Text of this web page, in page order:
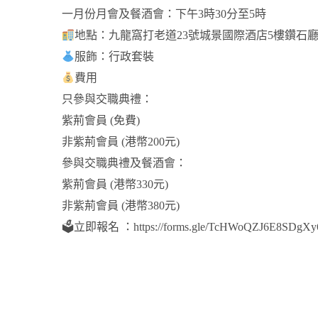
一月份月會及餐酒會：下午3時30分至5時
地點：九龍窩打老道23號城景國際酒店5樓鑽石
服飾：行政套裝
費用
只參與交職典禮：
紫荊會員 (免費)
非紫荊會員 (港幣200元)
參與交職典禮及餐酒會：
紫荊會員 (港幣330元)
非紫荊會員 (港幣380元)
🗳立即報名 ：https://forms.gle/